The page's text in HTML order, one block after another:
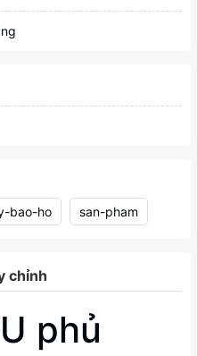
bao-ho san-pham
chỉnh
phủ